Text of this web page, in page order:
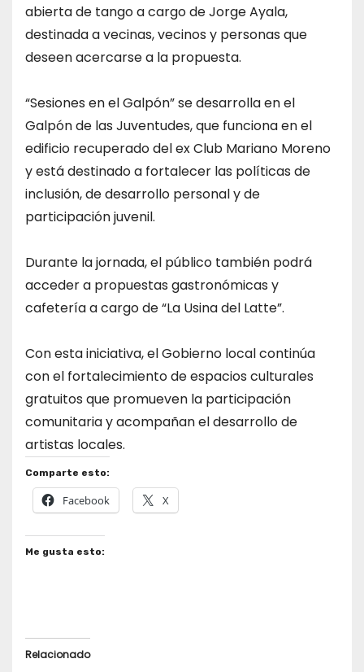
abierta de tango a cargo de Jorge Ayala,
destinada a vecinas, vecinos y personas que
deseen acercarse a la propuesta.
“Sesiones en el Galpón” se desarrolla en el
Galpón de las Juventudes, que funciona en el
edificio recuperado del ex Club Mariano Moreno
y está destinado a fortalecer las políticas de
inclusión, de desarrollo personal y de
participación juvenil.
Durante la jornada, el público también podrá
acceder a propuestas gastronómicas y
cafetería a cargo de “La Usina del Latte”.
Con esta iniciativa, el Gobierno local continúa
con el fortalecimiento de espacios culturales
gratuitos que promueven la participación
comunitaria y acompañan el desarrollo de
artistas locales.
Comparte esto:
Facebook X
Me gusta esto:
Relacionado